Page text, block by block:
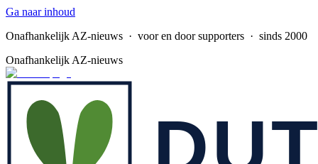
Ga naar inhoud
Onafhankelijk AZ-nieuws · voor en door supporters · sinds 2000
Onafhankelijk AZ-nieuws